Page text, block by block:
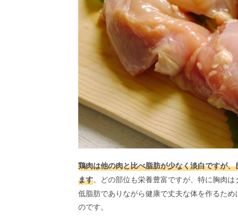
鶏肉は他の肉と比べ脂肪が少なく淡白ですが
ます。どの部位も栄養豊富ですが、特に胸肉
低脂肪でありながら健康で丈夫な体を作るた
のです。